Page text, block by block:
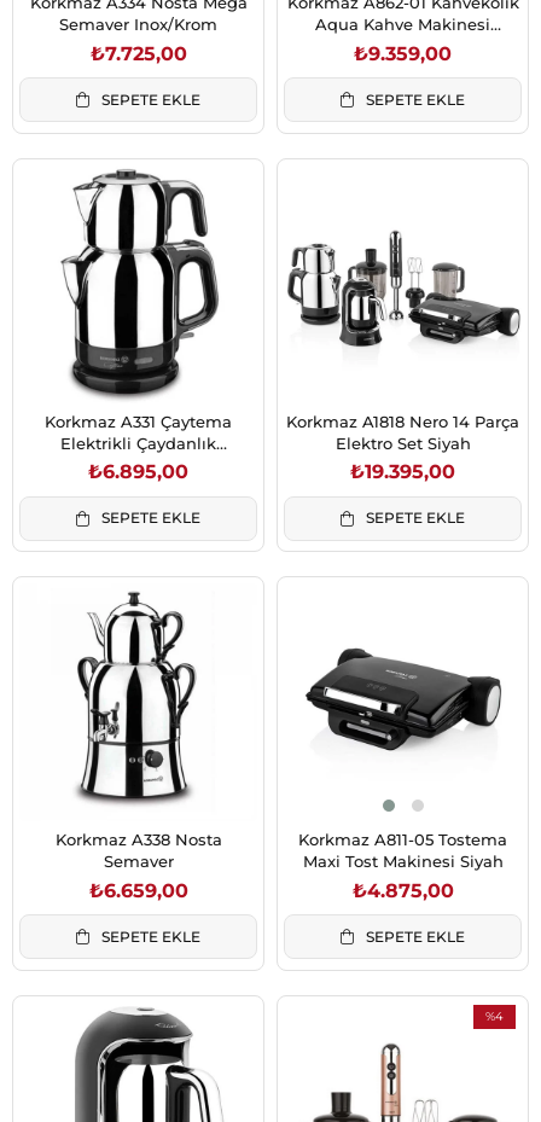
Semaver Inox/Krom
₺7.725,00
SEPETE EKLE
Aqua Kahve Makinesi
Siyah/Krom
₺9.359,00
SEPETE EKLE
Korkmaz A331 Çaytema
Elektrikli Çaydanlık
İnox/Krom
₺6.895,00
SEPETE EKLE
Korkmaz A1818 Nero 14 Parça
Elektro Set Siyah
₺19.395,00
SEPETE EKLE
Korkmaz A338 Nosta
Semaver
₺6.659,00
SEPETE EKLE
Korkmaz A811-05 Tostema
Maxi Tost Makinesi Siyah
₺4.875,00
SEPETE EKLE
%4